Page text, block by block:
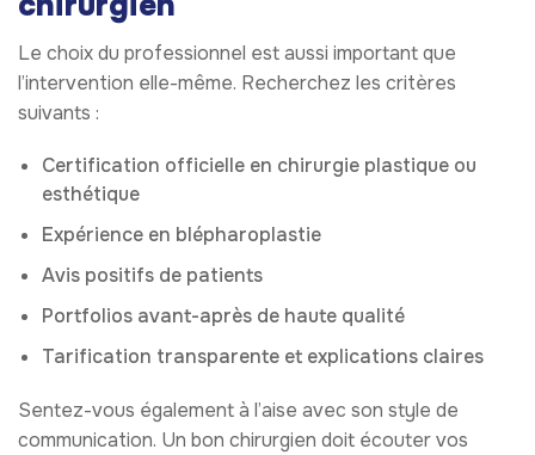
Le choix du professionnel est aussi important que
l’intervention elle-même. Recherchez les critères
suivants :
Certification officielle en chirurgie plastique ou
esthétique
Expérience en blépharoplastie
Avis positifs de patients
Portfolios avant-après de haute qualité
Tarification transparente et explications claires
Sentez-vous également à l’aise avec son style de
communication. Un bon chirurgien doit écouter vos